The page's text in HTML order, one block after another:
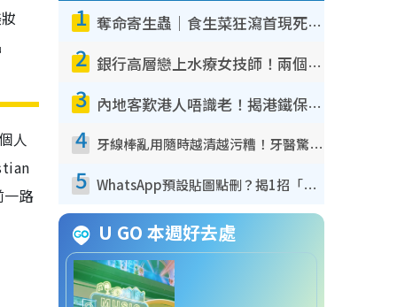
人
路
1 奪命寄生蟲｜食生菜狂瀉首現死者！疫潮惡化錄1.8萬宗病例 揭洗菜3大謬誤
2 銀行高層戀上水療女技師！兩個月借128萬驚覺「沉船」沉落火海 揭背後疑似邪教操控賣淫
3 內地客歎港人唔識老！揭港鐵保鮮級冷氣 港人求放過：咪投訴
4 牙線棒亂用隨時越清越污糟！牙醫驚揭盲目過戶細菌恐致蛀牙：呢種先係日常真保養
5 WhatsApp預設貼圖點刪？揭1招「反向操作」還原簡潔介面 附3步實測教學
U GO 本週好去處